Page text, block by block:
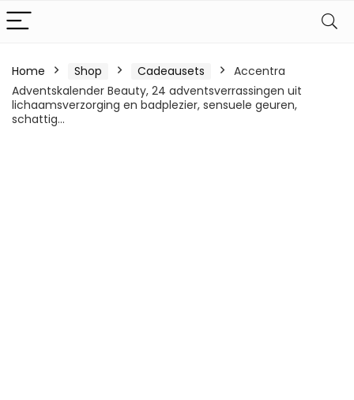
Home Shop Cadeausets
Accentra
Adventskalender Beauty, 24 adventsverrassingen uit
lichaamsverzorging en badplezier, sensuele geuren,
schattig…